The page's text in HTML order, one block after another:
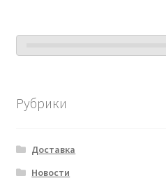
Рубрики
Доставка
Новости